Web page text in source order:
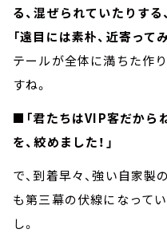
る、混ぜられていたりする
「遠目には素朴、近寄って
テールが全体に満ちた作
すね。
■「君たちはVIP客だか
を、絞めました！」
で、到着早々、強い自家
も第三幕の伏線になって
し。